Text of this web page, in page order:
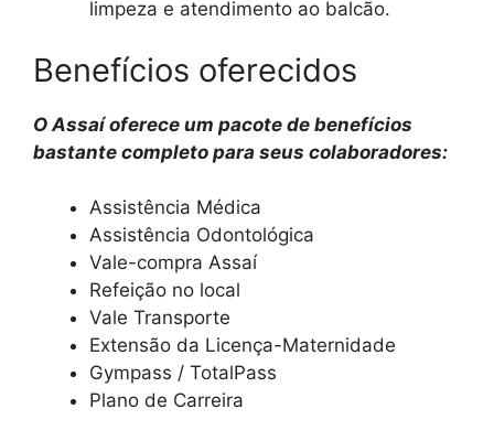
limpeza e atendimento ao balcão.
Benefícios oferecidos
O Assaí oferece um pacote de benefícios
bastante completo para seus colaboradores:
Assistência Médica
Assistência Odontológica
Vale-compra Assaí
Refeição no local
Vale Transporte
Extensão da Licença-Maternidade
Gympass / TotalPass
Plano de Carreira